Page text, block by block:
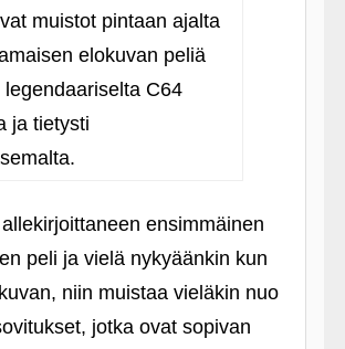
muistot pintaan ajalta
elokuvan peliä
legendaariselta C64
ja tietysti
ensimmäinen
peli ja vielä nykyäänkin kun
niin muistaa vieläkin nuo
jotka ovat sopivan